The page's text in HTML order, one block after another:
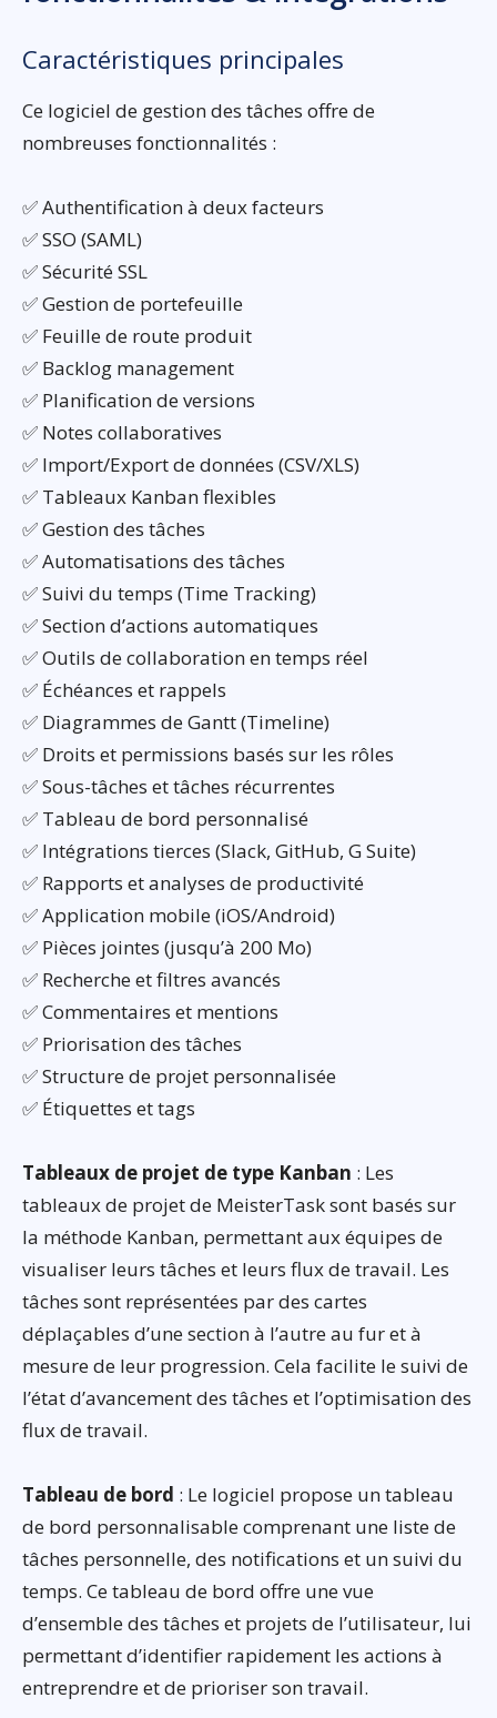
Caractéristiques principales
Ce logiciel de gestion des tâches offre de
nombreuses fonctionnalités :
✅ Authentification à deux facteurs
✅ SSO (SAML)
✅ Sécurité SSL
✅ Gestion de portefeuille
✅ Feuille de route produit
✅ Backlog management
✅ Planification de versions
✅ Notes collaboratives
✅ Import/Export de données (CSV/XLS)
✅ Tableaux Kanban flexibles
✅ Gestion des tâches
✅ Automatisations des tâches
✅ Suivi du temps (Time Tracking)
✅ Section d’actions automatiques
✅ Outils de collaboration en temps réel
✅ Échéances et rappels
✅ Diagrammes de Gantt (Timeline)
✅ Droits et permissions basés sur les rôles
✅ Sous-tâches et tâches récurrentes
✅ Tableau de bord personnalisé
✅ Intégrations tierces (Slack, GitHub, G Suite)
✅ Rapports et analyses de productivité
✅ Application mobile (iOS/Android)
✅ Pièces jointes (jusqu’à 200 Mo)
✅ Recherche et filtres avancés
✅ Commentaires et mentions
✅ Priorisation des tâches
✅ Structure de projet personnalisée
✅ Étiquettes et tags
Tableaux de projet de type Kanban : Les
tableaux de projet de MeisterTask sont basés sur
la méthode Kanban, permettant aux équipes de
visualiser leurs tâches et leurs flux de travail. Les
tâches sont représentées par des cartes
déplaçables d’une section à l’autre au fur et à
mesure de leur progression. Cela facilite le suivi de
l’état d’avancement des tâches et l’optimisation des
flux de travail.
Tableau de bord : Le logiciel propose un tableau
de bord personnalisable comprenant une liste de
tâches personnelle, des notifications et un suivi du
temps. Ce tableau de bord offre une vue
d’ensemble des tâches et projets de l’utilisateur, lui
permettant d’identifier rapidement les actions à
entreprendre et de prioriser son travail.